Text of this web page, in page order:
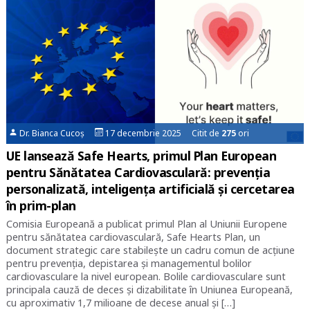
Dr. Bianca Cucoș 17 decembrie 2025 Citit de 275 ori
UE lansează Safe Hearts, primul Plan European
pentru Sănătatea Cardiovasculară: prevenția
personalizată, inteligența artificială și cercetarea
în prim-plan
Comisia Europeană a publicat primul Plan al Uniunii Europene
pentru sănătatea cardiovasculară, Safe Hearts Plan, un
document strategic care stabilește un cadru comun de acțiune
pentru prevenția, depistarea și managementul bolilor
cardiovasculare la nivel european. Bolile cardiovasculare sunt
principala cauză de deces și dizabilitate în Uniunea Europeană,
cu aproximativ 1,7 milioane de decese anual și […]